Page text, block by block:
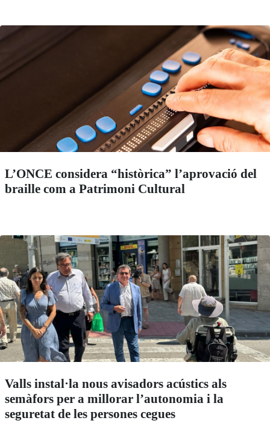
L’ONCE considera “històrica” l’aprovació del
braille com a Patrimoni Cultural
Valls instal·la nous avisadors acústics als
semàfors per a millorar l’autonomia i la
seguretat de les persones cegues